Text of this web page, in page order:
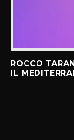
ROCCO
IL